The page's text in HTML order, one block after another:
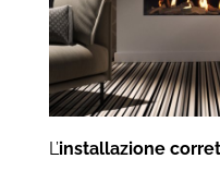
L’installazione